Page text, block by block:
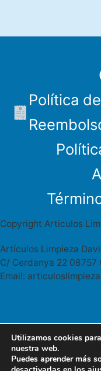
Política
Copyright Articulos
Artículos Limpieza
C/ Cerdanya 22
Email:
Articulos limpieza
08757
Utilizamos cookies
nuestra web.
Puedes aprender más